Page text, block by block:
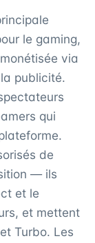
le gaming,
via
publicité.
qui
de
— ils
et le
et mettent
Turbo. Les